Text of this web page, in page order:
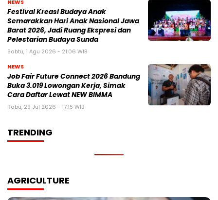
NEWS
Festival Kreasi Budaya Anak
Semarakkan Hari Anak Nasional Jawa
Barat 2026, Jadi Ruang Ekspresi dan
Pelestarian Budaya Sunda
Sabtu, 1 Agu 2026 - 21:06 WIB
NEWS
Job Fair Future Connect 2026 Bandung
Buka 3.019 Lowongan Kerja, Simak
Cara Daftar Lewat NEW BIMMA
Rabu, 29 Jul 2026 - 17:15 WIB
TRENDING
AGRICULTURE